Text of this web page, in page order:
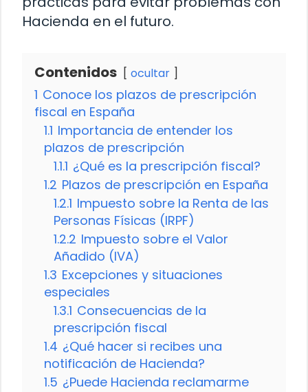
Hacienda en el futuro.
Contenidos ocultar
1 Conoce los plazos de prescripción
fiscal en España
1.1 Importancia de entender los
plazos de prescripción
1.1.1 ¿Qué es la prescripción fiscal?
1.2 Plazos de prescripción en España
1.2.1 Impuesto sobre la Renta de las
Personas Físicas (IRPF)
1.2.2 Impuesto sobre el Valor
Añadido (IVA)
1.3 Excepciones y situaciones
especiales
1.3.1 Consecuencias de la
prescripción fiscal
1.4 ¿Qué hacer si recibes una
notificación de Hacienda?
1.5 ¿Puede Hacienda reclamarme